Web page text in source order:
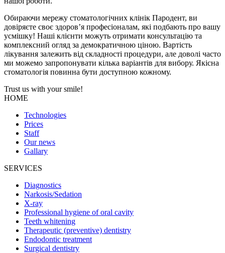
Обираючи мережу стоматологічних клінік Пародент, ви
довіряєте своє здоров’я професіоналам, які подбають про вашу
усмішку! Наші клієнти можуть отримати консультацію та
комплексний огляд за демократичною ціною. Вартість
лікування залежить від складності процедури, але доволі часто
ми можемо запропонувати кілька варіантів для вибору. Якісна
стоматологія повинна бути доступною кожному.
Trust us with yoursmile!
HOME
Technologies
Prices
Staff
Our news
Gallary
SERVICES
Diagnostics
Narkosis/Sedation
X-ray
Professional hygiene of oral cavity
Teeth whitening
Therapeutic (preventive) dentistry
Endodontic treatment
Surgical dentistry